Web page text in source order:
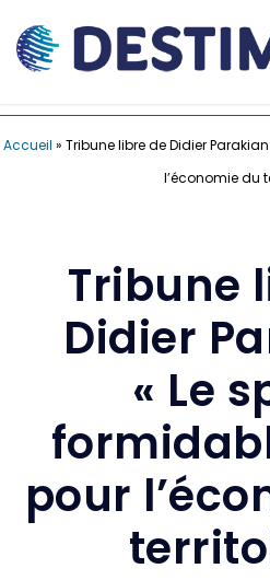
Accueil » Tribune libre de Didier
l’économie du
Tribune
Didier
« Le
pour